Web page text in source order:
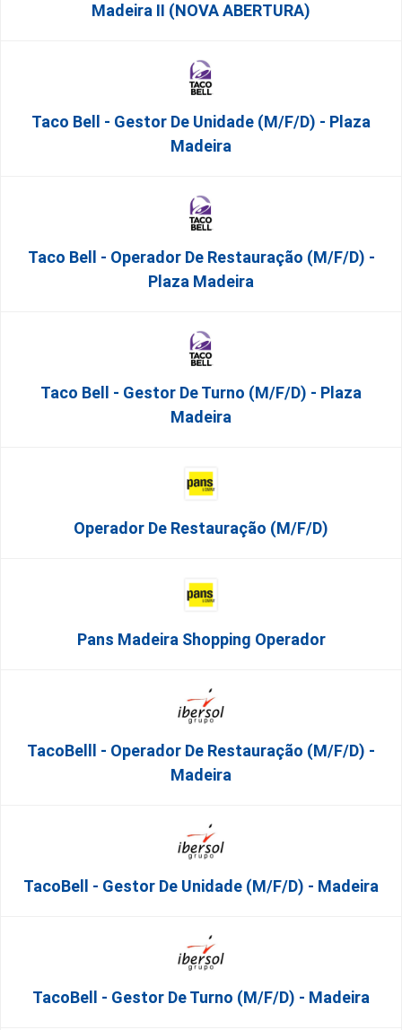
Madeira II (NOVA ABERTURA)
Taco Bell - Gestor De Unidade (m/f/d) - Plaza
Madeira
Taco Bell - Operador De Restauração (m/f/d) -
Plaza Madeira
Taco Bell - Gestor De Turno (m/f/d) - Plaza
Madeira
Operador De Restauração (m/f/d)
Pans Madeira Shopping Operador
TacoBelll - Operador De Restauração (m/f/d) -
Madeira
TacoBell - Gestor De Unidade (m/f/d) - Madeira
TacoBell - Gestor De Turno (m/f/d) - Madeira